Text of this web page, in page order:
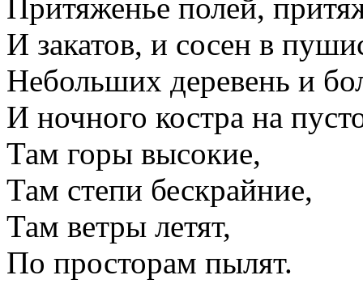
Притяженье полей,
И закатов, и сосен в
Небольших деревень и
И ночного костра на
Там горы высокие,
Там степи бескрайние,
Там ветры летят,
По просторам пылят.